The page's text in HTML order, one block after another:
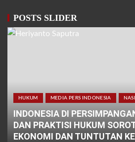
POSTS SLIDER
HUKUM MEDIA PERS INDONESIA
INDONESIA DI
DAN PRAKTISI HUKUM
EKONOMI DAN TUNTUTAN